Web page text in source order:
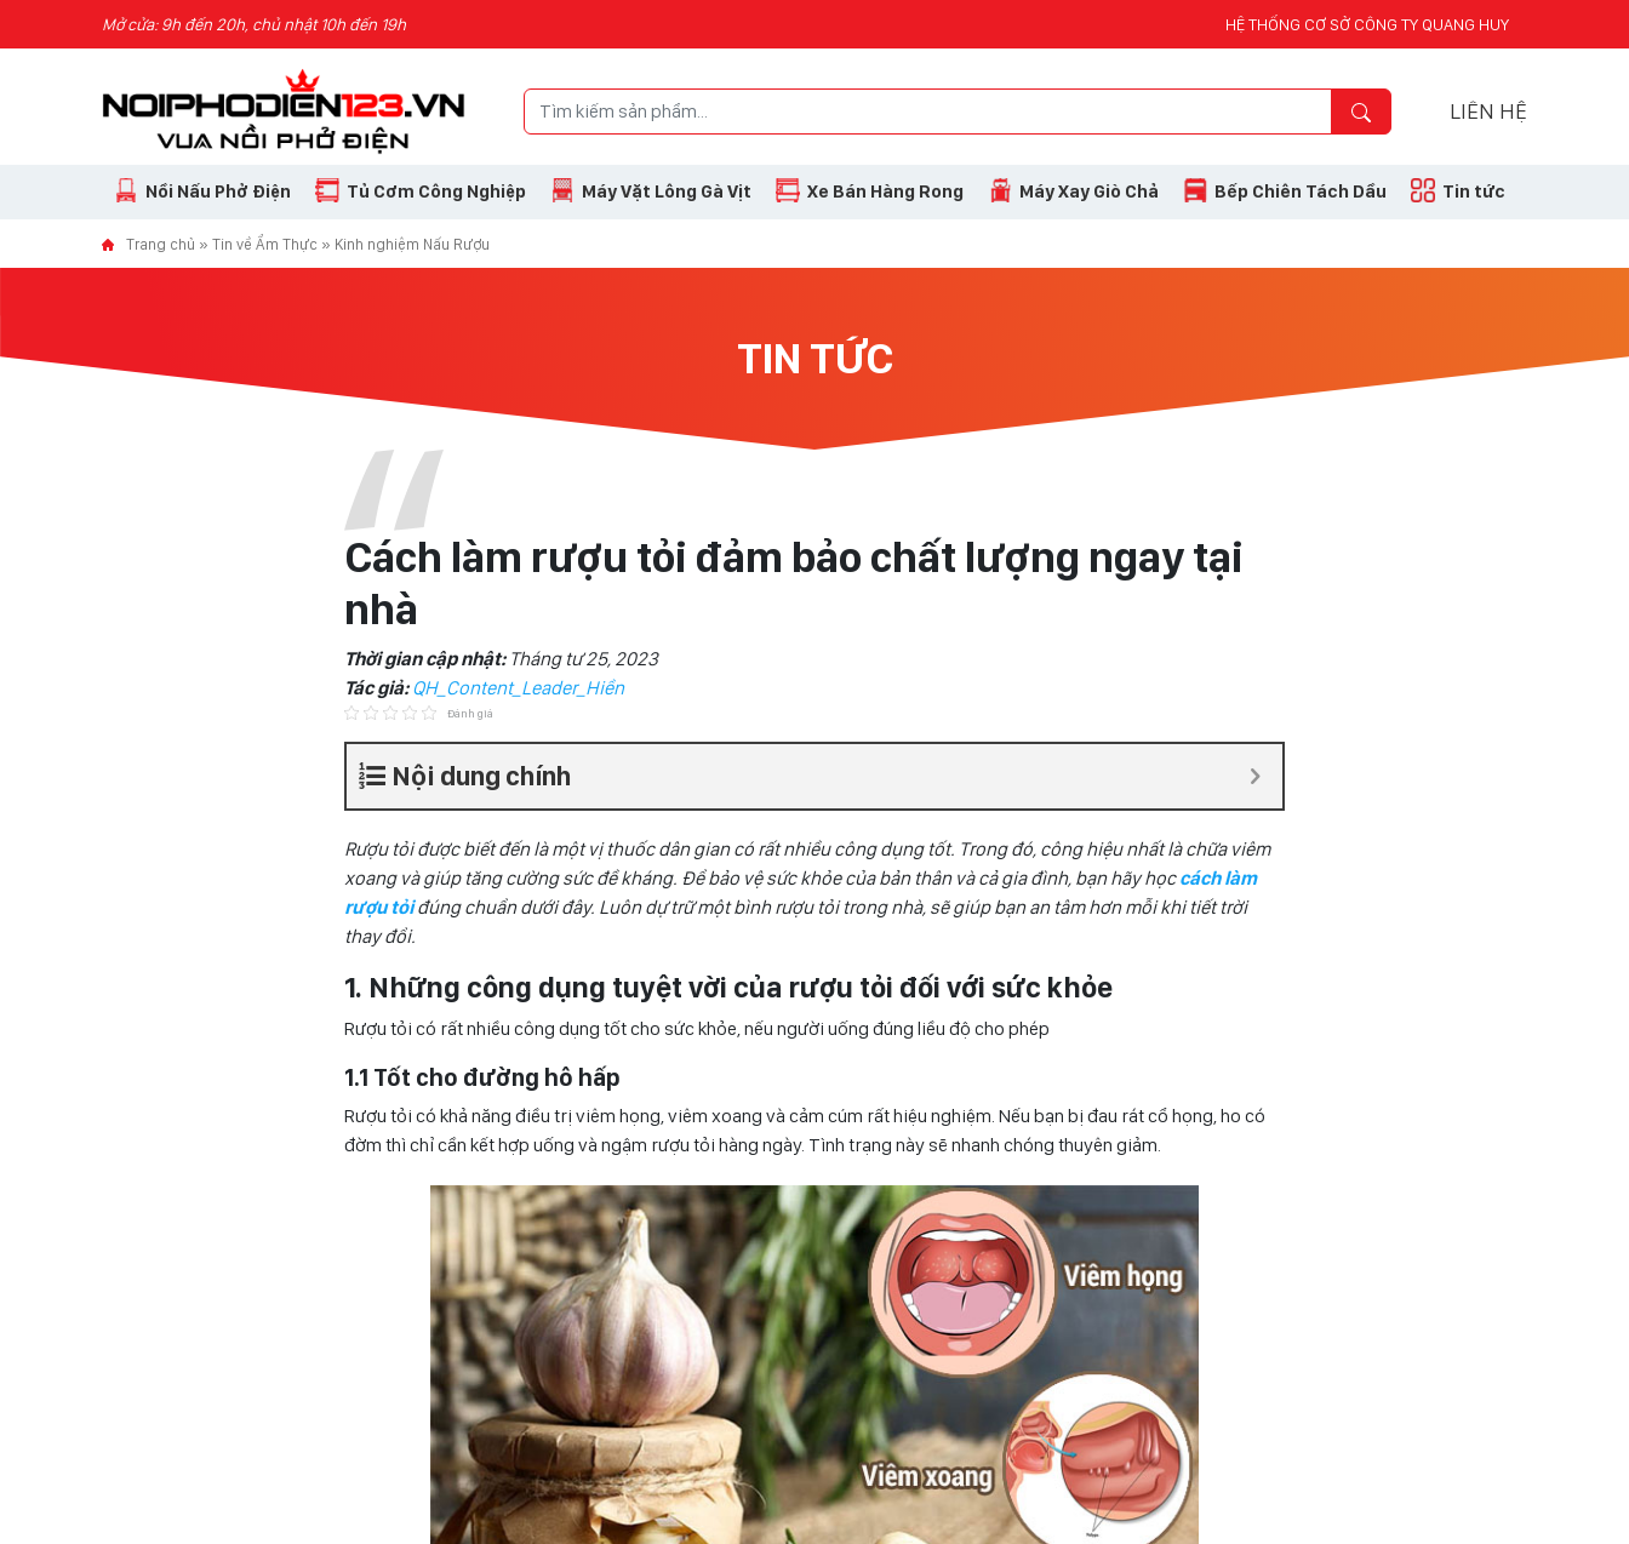
Skip to contentMở cửa: 9h đến 20h, chủ nhật 10h đến 19h HỆ THỐNG CƠ SỞ CÔNG TY QUANG HUY
LIÊN HỆ
Nồi Nấu Phở Điện Tủ Cơm Công Nghiệp Máy Vặt Lông Gà Vịt Xe Bán Hàng Rong Máy Xay Giò Chả Bếp Chiên Tách Dầu Tin tức
Trang chủ » Tin về Ẩm Thực » Kinh nghiệm Nấu Rượu
TIN TỨC
Cách làm rượu tỏi đảm bảo chất lượng ngay tại
nhà
Thời gian cập nhật: Tháng tư 25, 2023
Tác giả:QH_Content_Leader_Hiền
Đánh giá
Nội dung chính
Rượu tỏi được biết đến là một vị thuốc dân gian có rất nhiều công dụng tốt. Trong đó, công hiệu nhất là chữa viêm
xoang và giúp tăng cường sức đề kháng. Để bảo vệ sức khỏe của bản thân và cả gia đình, bạn hãy họccách làm
rượu tỏiđúng chuẩn dưới đây. Luôn dự trữ một bình rượu tỏi trong nhà, sẽ giúp bạn an tâm hơn mỗi khi tiết trời
thay đổi.
1. Những công dụng tuyệt vời của rượu tỏi đối với sức khỏe
Rượu tỏi có rất nhiều công dụng tốt cho sức khỏe, nếu người uống đúng liều độ cho phép
1.1 Tốt cho đường hô hấp
Rượu tỏi có khả năng điều trị viêm họng, viêm xoang và cảm cúm rất hiệu nghiệm. Nếu bạn bị đau rát cổ họng, ho có
đờm thì chỉ cần kết hợp uống và ngậm rượu tỏi hàng ngày. Tình trạng này sẽ nhanh chóng thuyên giảm.